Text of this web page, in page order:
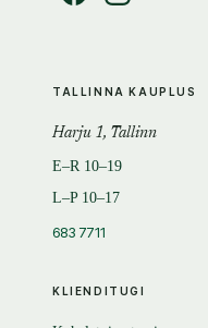
KLIENDITUGI
TALLINNA KAUPLUS
Harju 1, Tallinn
E–R 10–19
L–P 10–17
683 7711